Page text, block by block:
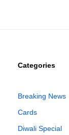
Categories
Breaking News
Cards
Diwali Special